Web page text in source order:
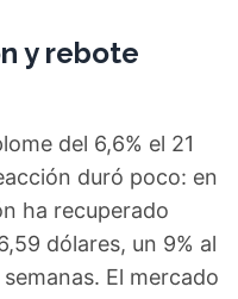
y rebote
del 6,6% el 21
duró poco: en
ha recuperado
dólares, un 9% al
El mercado